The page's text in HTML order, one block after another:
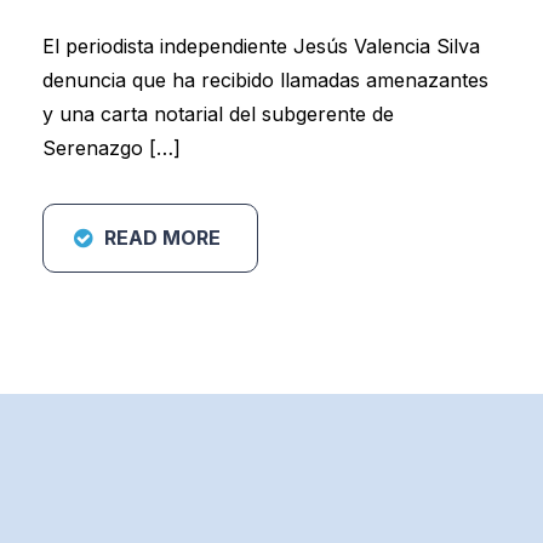
El periodista independiente Jesús Valencia Silva
denuncia que ha recibido llamadas amenazantes
y una carta notarial del subgerente de
Serenazgo […]
READ MORE